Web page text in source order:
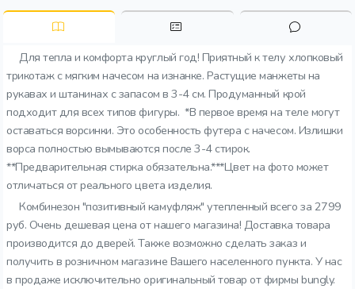
Для тепла и комфорта круглый год! Приятный к телу хлопковый
трикотаж с мягким начесом на изнанке. Растущие манжеты на
рукавах и штанинах с запасом в 3-4 см. Продуманный крой
подходит для всех типов фигуры. *В первое время на теле могут
оставаться ворсинки. Это особенность футера с начесом. Излишки
ворса полностью вымываются после 3-4 стирок.
**Предварительная стирка обязательна.***Цвет на фото может
отличаться от реального цвета изделия.
Комбинезон "позитивный камуфляж" утепленный всего за 2799
руб. Очень дешевая цена от нашего магазина! Доставка товара
производится до дверей. Также возможно сделать заказ и
получить в розничном магазине Вашего населенного пункта. У нас
в продаже исключительно оригинальный товар от фирмы bungly.